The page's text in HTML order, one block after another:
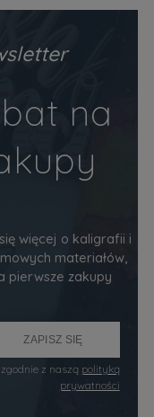
frazy)
na
więcej o kaligrafii i
materiałów,
pierwsze zakupy
ZAPISZ SIĘ
z naszą polityką
prywatności